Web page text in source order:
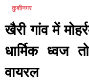
कुशीनगर
खैरी गांव में
धार्मिक ध्वज
वायरल